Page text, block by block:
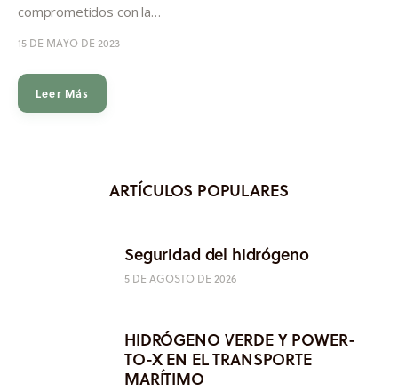
comprometidos con la…
15 DE MAYO DE 2023
Leer Más
ARTÍCULOS POPULARES
Seguridad del hidrógeno
5 DE AGOSTO DE 2026
HIDRÓGENO VERDE Y POWER-
TO-X EN EL TRANSPORTE
MARÍTIMO